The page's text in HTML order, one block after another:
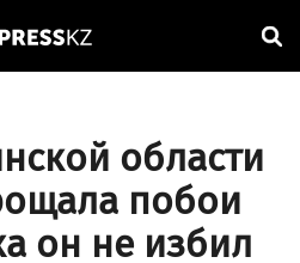
области
побои
он не избил